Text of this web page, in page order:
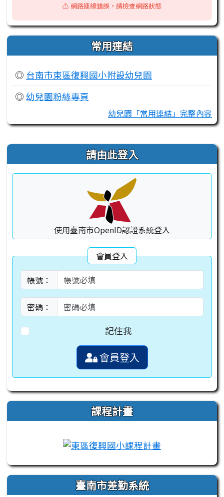
⚠️ 網路連線錯誤，請檢查網路狀態
常用連結
◎ 台南市東區復興國小附設幼兒園
◎ 幼兒園粉絲專頁
幼兒園「常用連結」完整內容
右邊區域內容 請由此登入
使用臺南市OpenID認證系統登入
會員登入
帳號：
密碼：
記住我
會員登入
課程計畫
link to https://campus-xoops.tn.edu.tw
臺南市差勤系統